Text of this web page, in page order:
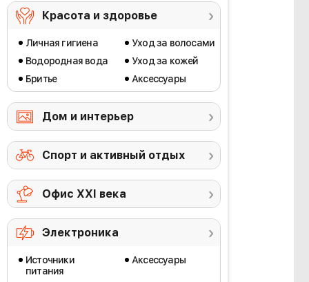
Красота и здоровье
Личная гигиена
Водородная вода
Бритье
Уход за волосами
Уход за кожей
Аксессуары
Дом и интерьер
Спорт и активный отдых
Офис ХХI века
Электроника
Источники
питания
Аксессуары